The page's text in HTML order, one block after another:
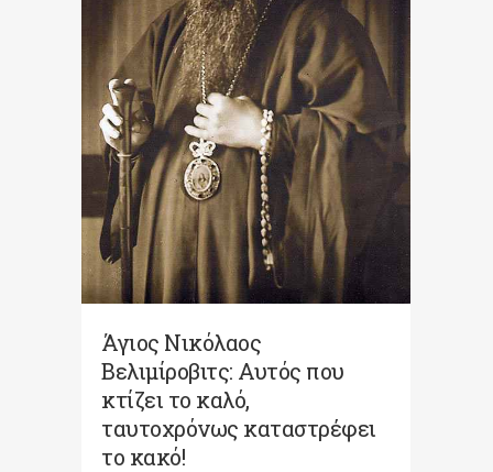
Άγιος Νικόλαος
Βελιμίροβιτς: Αυτός που
κτίζει το καλό,
ταυτοχρόνως καταστρέφει
το κακό!